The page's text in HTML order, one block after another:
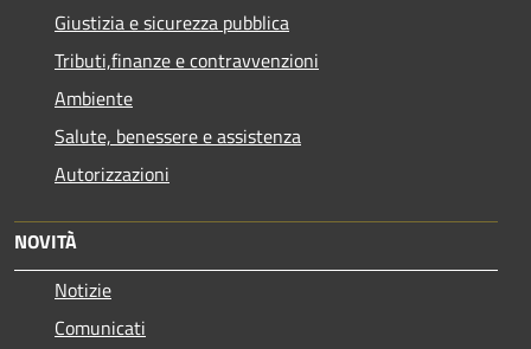
Giustizia e sicurezza pubblica
Tributi,finanze e contravvenzioni
Ambiente
Salute, benessere e assistenza
Autorizzazioni
NOVITÀ
Notizie
Comunicati